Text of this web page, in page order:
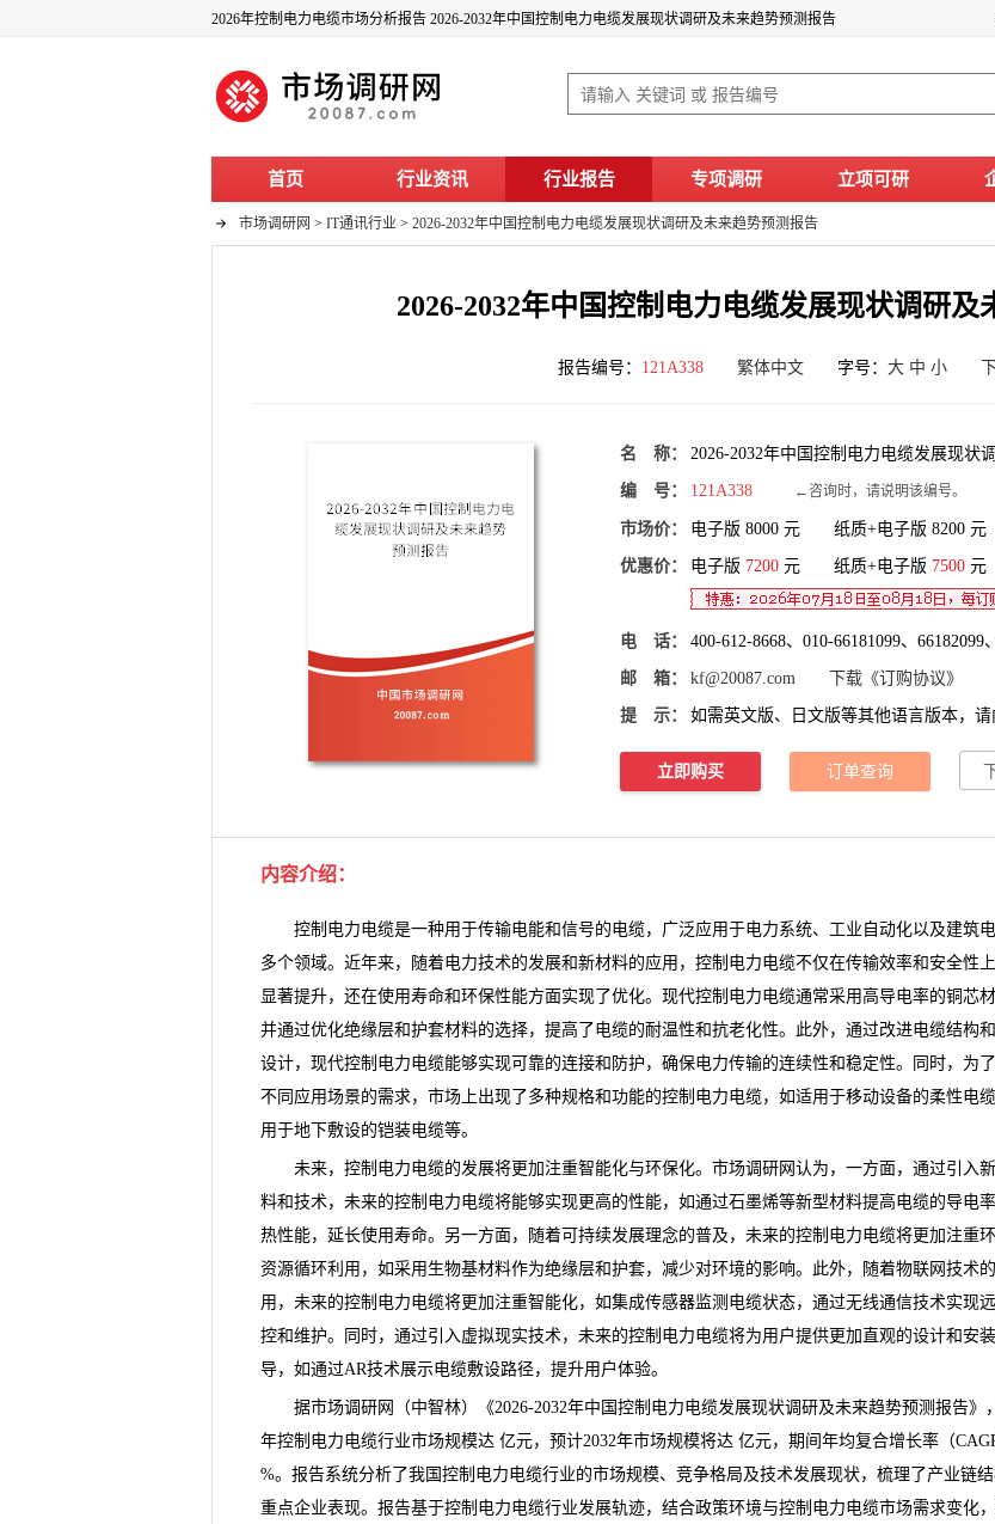
2026年控制电力电缆市场分析报告 2026-2032年中国控制电力电缆发展现状调研及未来趋势预测报告
首页 行业资讯 行业报告 专项调研 立项可研
市场调研网 > IT通讯行业 > 2026-2032年中国控制电力电缆发展现状调研及未来趋势预测报告
2026-2032年中国控制电力电缆发展现状调研及
报告编号： 121A338 繁体中文 字号： 大 中 小
名 称： 2026-2032年中国控制电力电缆发展现状
编 号： 121A338 ←咨询时，请说明该编号。
市场价： 电子版 8000 元 纸质+电子版 8200 元
优惠价： 电子版 7200 元 纸质+电子版 7500 元
电 话： 400-612-8668、010-66181099、66182099
邮 箱： kf@20087.com 下载《订购协议》
提 示： 如需英文版、日文版等其他语言版本，请
立即购买 订单查询
内容介绍：
控制电力电缆是一种用于传输电能和信号的电缆，广泛应用于电力系统、工业自动化以及建筑
多个领域。近年来，随着电力技术的发展和新材料的应用，控制电力电缆不仅在传输效率和安全性
显著提升，还在使用寿命和环保性能方面实现了优化。现代控制电力电缆通常采用高导电率的铜芯材
并通过优化绝缘层和护套材料的选择，提高了电缆的耐温性和抗老化性。此外，通过改进电缆结构
设计，现代控制电力电缆能够实现可靠的连接和防护，确保电力传输的连续性和稳定性。同时，为
不同应用场景的需求，市场上出现了多种规格和功能的控制电力电缆，如适用于移动设备的柔性电
用于地下敷设的铠装电缆等。
未来，控制电力电缆的发展将更加注重智能化与环保化。 市场调研网 认为，一方面，通过引入
料和技术，未来的控制电力电缆将能够实现更高的性能，如通过石墨烯等新型材料提高电缆的导电
热性能，延长使用寿命。另一方面，随着可持续发展理念的普及，未来的控制电力电缆将更加注重
资源循环利用，如采用生物基材料作为绝缘层和护套，减少对环境的影响。此外，随着物联网技术
用，未来的控制电力电缆将更加注重智能化，如集成传感器监测电缆状态，通过无线通信技术实现
控和维护。同时，通过引入虚拟现实技术，未来的控制电力电缆将为用户提供更加直观的设计和安
导，如通过AR技术展示电缆敷设路径，提升用户体验。
据市场调研网（中智林）《2026-2032年中国控制电力电缆发展现状调研及未来趋势预测报告》
年控制电力电缆行业市场规模达 亿元，预计2032年市场规模将达 亿元，期间年均复合增长率（
%。报告系统分析了我国控制电力电缆行业的市场规模、竞争格局及技术发展现状，梳理了产业链结
重点企业表现。报告基于控制电力电缆行业发展轨迹，结合政策环境与控制电力电缆市场需求变化，